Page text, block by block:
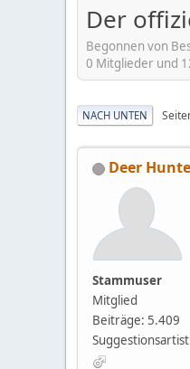
Der
Begonnen von
0 Mitglieder und
NACH UNTEN
Deer
Stammuser
Mitglied
Beiträge: 5.409
Suggestionsartist